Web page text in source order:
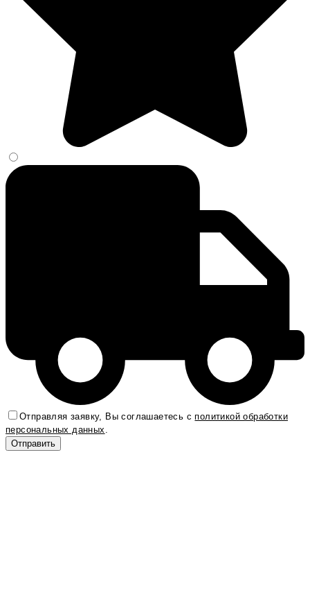
Отправляя заявку, Вы соглашаетесь сполитикой обработки
персональных данных